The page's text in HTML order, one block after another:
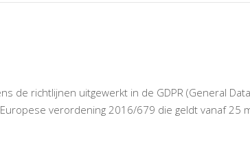
de richtlijnen uitgewerkt in de GDPR (General
verordening 2016/679 die geldt vanaf 25